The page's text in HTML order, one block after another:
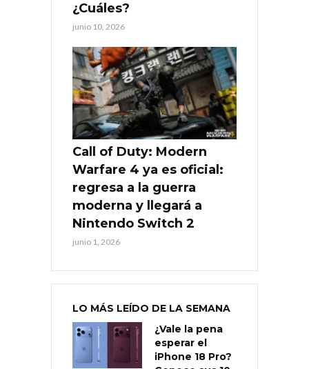
¿Cuáles?
junio 10, 2026
Call of Duty: Modern
Warfare 4 ya es oficial:
regresa a la guerra
moderna y llegará a
Nintendo Switch 2
junio 1, 2026
LO MÁS LEÍDO DE LA SEMANA
¿Vale la pena
esperar el
iPhone 18 Pro?